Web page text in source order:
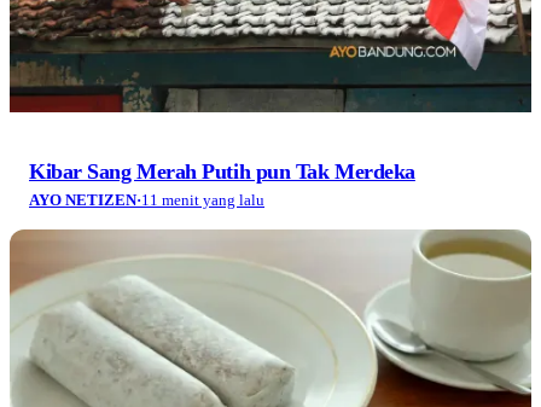
Kibar Sang Merah Putih pun Tak Merdeka
AYO NETIZEN·11 menit yang lalu